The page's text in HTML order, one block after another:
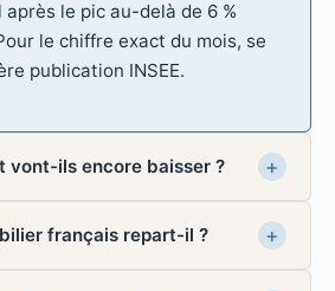
le pic au-delà de 6 %
le chiffre exact du mois, se
publication INSEE.
vont-ils encore baisser ?
français repart-il ?